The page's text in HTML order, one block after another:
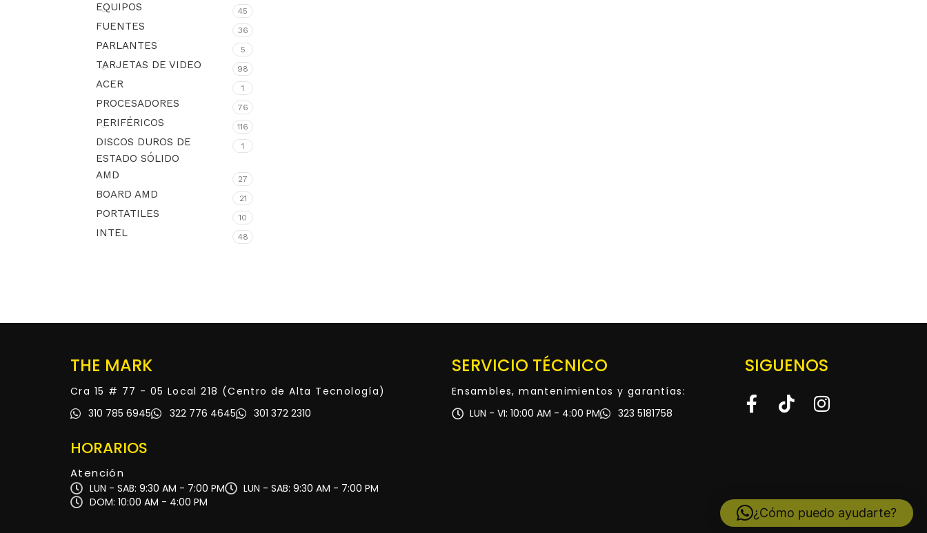
EQUIPOS 45
FUENTES 36
PARLANTES 5
TARJETAS DE VIDEO 98
ACER 1
PROCESADORES 76
PERIFÉRICOS 116
DISCOS DUROS DE
ESTADO SÓLIDO
1
AMD 27
BOARD AMD 21
PORTATILES 10
INTEL 48
THE MARK
Cra 15 # 77 - 05 Local 218 (Centro de Alta Tecnología)
310 785 6945
322 776 4645 301 372 2310
HORARIOS
Atención
LUN - SAB: 9:30 AM - 7:00 PM
LUN - SAB: 9:30 AM - 7:00 PM
DOM: 10:00 AM - 4:00 PM
SERVICIO TÉCNICO
Ensambles, mantenimientos y garantías:
LUN - VI: 10:00 AM - 4:00 PM
323 5181758
SIGUENOS
¿Cómo puedo ayudarte?